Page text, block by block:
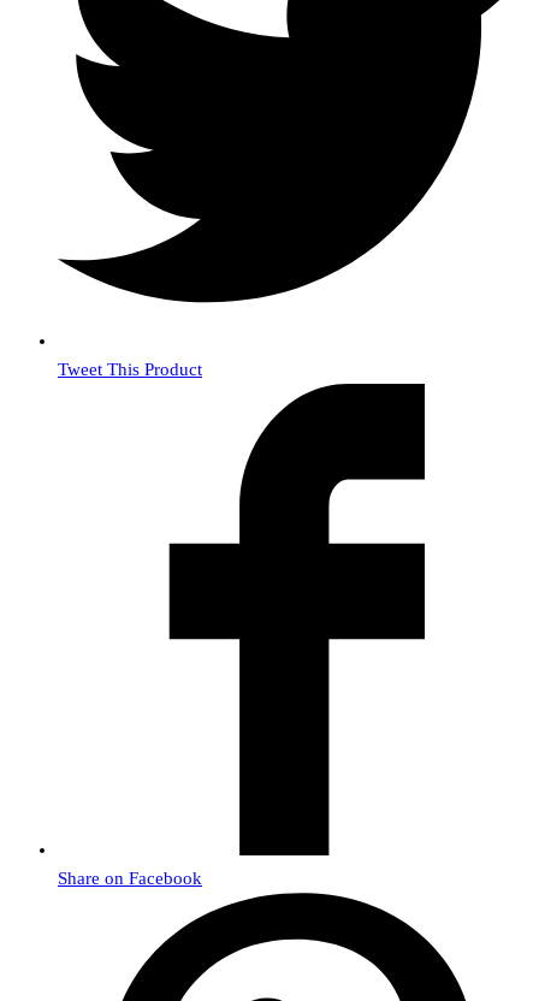
Tweet This Product
Share on Facebook